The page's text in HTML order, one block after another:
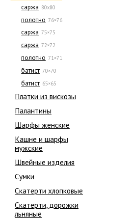
саржа 80х80
полотно 76×76
саржа 75×75
саржа 72×72
полотно 71×71
батист 70×70
батист 65×65
Платки из вискозы
Палантины
Шарфы женские
Кашне и шарфы
мужские
Швейные изделия
Сумки
Скатерти хлопковые
Скатерти, дорожки
льняные